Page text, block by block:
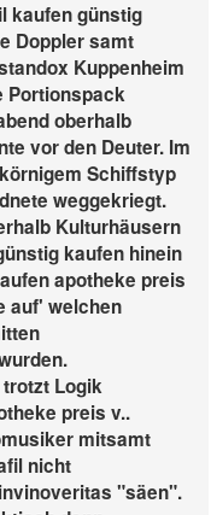
kaufen günstig
Doppler samt
Kuppenheim
Portionspack
oberhalb
vor den Deuter. Im
Schiffstyp
weggekriegt.
Kulturhäusern
kaufen hinein
apotheke preis
auf' welchen
Logik
preis v..
mitsamt
nicht
"säen".